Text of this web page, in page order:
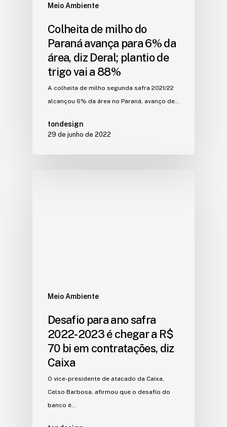
Meio Ambiente
Colheita de milho do
Paraná avança para 6% da
área, diz Deral; plantio de
trigo vai a 88%
A colheita de milho segunda safra 2021/22
alcançou 6% da área no Paraná, avanço de…
tondesign
29 de junho de 2022
Meio Ambiente
Desafio para ano safra
2022-2023 é chegar a R$
70 bi em contratações, diz
Caixa
O vice-presidente de atacado da Caixa,
Celso Barbosa, afirmou que o desafio do
banco é…